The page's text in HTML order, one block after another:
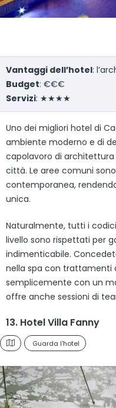
Vantaggi dell’hotel:
Budget: €€€
Servizi: ★★★★
Uno dei migliori hotel di
ambiente moderno e di
capolavoro di architettura
città. Le aree comuni
contemporanea,
unica.
Naturalmente, tutti i
livello sono rispettati per
indimenticabile.
nella spa con trattamenti
semplicemente con un
offre anche sessioni di
13. Hotel Villa Fanny
Guarda l'hotel